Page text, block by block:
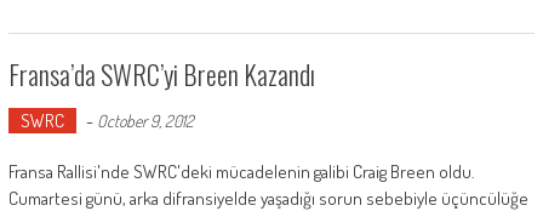
Fransa’da SWRC’yi Breen Kazandı
SWRC - October 9, 2012
Fransa Rallisi'nde SWRC'deki mücadelenin galibi Craig Breen oldu.
Cumartesi günü, arka difransiyelde yaşadığı sorun sebebiyle üçüncülüğe